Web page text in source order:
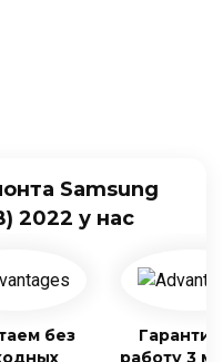
Samsung
2022 у нас
без
работу 3